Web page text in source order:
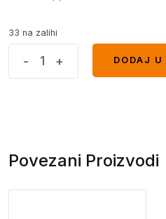
33 na zalihi
Pro
- +
DODAJ U
Povezani Proizvodi